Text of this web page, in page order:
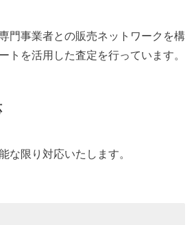
門事業者との販売ネットワークを構
トを活用した査定を行っています。
な限り対応いたします。